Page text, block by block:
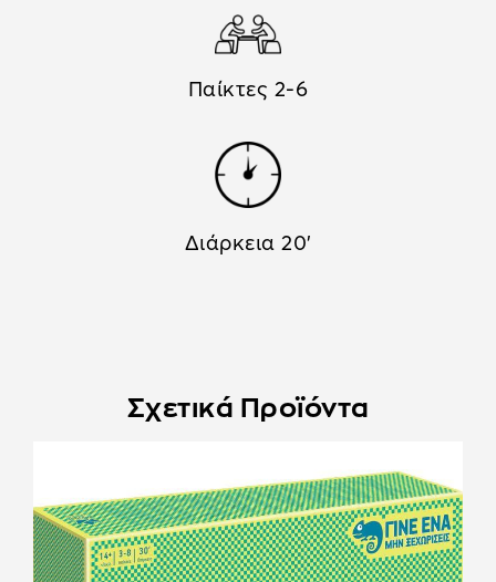
Παίκτες 2-6
Διάρκεια 20'
Σχετικά Προϊόντα